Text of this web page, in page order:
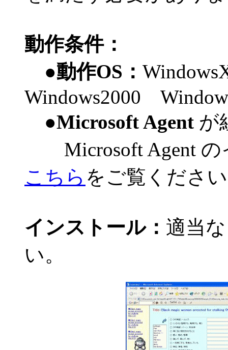
動作条件：
●動作OS：
Windows2000
●Microsoft Agent が
Microsoft Agent の
こちら をご覧くださ
インストール： 適当
い。